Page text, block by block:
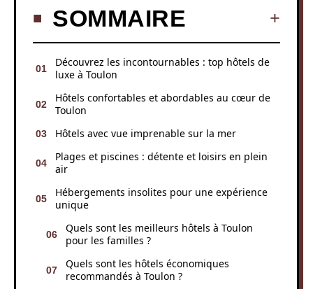
SOMMAIRE
Découvrez les incontournables : top hôtels de
luxe à Toulon
Hôtels confortables et abordables au cœur de
Toulon
Hôtels avec vue imprenable sur la mer
Plages et piscines : détente et loisirs en plein
air
Hébergements insolites pour une expérience
unique
Quels sont les meilleurs hôtels à Toulon
pour les familles ?
Quels sont les hôtels économiques
recommandés à Toulon ?